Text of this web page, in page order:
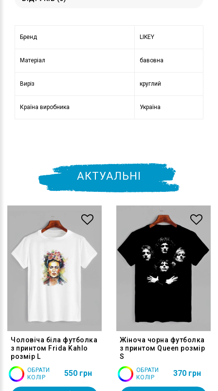
Бренд LIKEY
Матеріал бавовна
Виріз круглий
Країна виробника Україна
АКТУАЛЬНІ
Чоловіча біла футболка
з принтом Frida Kahlo
розмір L
ОБРАТИ
КОЛІР
550 грн
Жіноча чорна футболка
з принтом Queen розмір
S
ОБРАТИ
КОЛІР
370 грн